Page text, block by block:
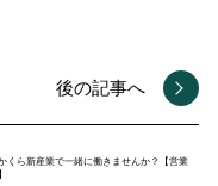
後の記事へ